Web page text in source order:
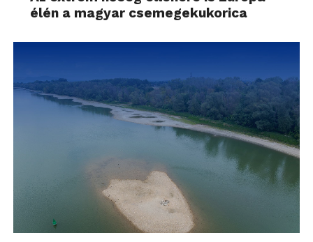
élén a magyar csemegekukorica